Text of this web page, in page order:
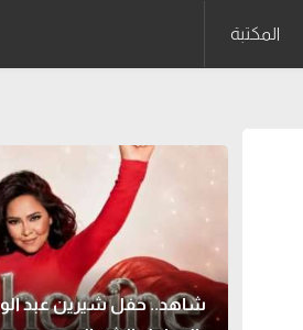
المكتبة
شاهد.. حفل شيرين عبد